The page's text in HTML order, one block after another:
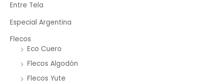
Entre Tela
Especial Argentina
Flecos
Eco Cuero
Flecos Algodón
Flecos Yute